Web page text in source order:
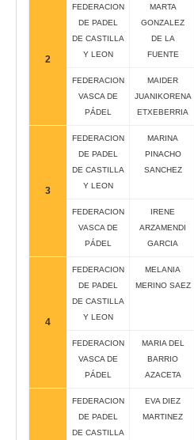
2
FEDERACION
DE PADEL
DE CASTILLA
Y LEON
MARTA
GONZALEZ
DE LA
FUENTE
FEDERACION
VASCA DE
PÁDEL
MAIDER
JUANIKORENA
ETXEBERRIA
3
FEDERACION
DE PADEL
DE CASTILLA
Y LEON
MARINA
PINACHO
SANCHEZ
FEDERACION
VASCA DE
PÁDEL
IRENE
ARZAMENDI
GARCIA
4
FEDERACION
DE PADEL
DE CASTILLA
Y LEON
MELANIA
MERINO SAEZ
FEDERACION
VASCA DE
PÁDEL
MARIA DEL
BARRIO
AZACETA
FEDERACION
DE PADEL
DE CASTILLA
EVA DIEZ
MARTINEZ